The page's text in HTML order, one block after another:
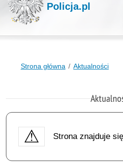
Policja.pl
Strona główna Aktualności
Strona znajduje